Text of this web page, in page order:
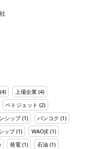
(4) 上場企業 (4)
ベトジェット (2)
シップ(1) バンコク (1)
ップ(1) WAOJE (1)
発電 (1) 石油 (1)